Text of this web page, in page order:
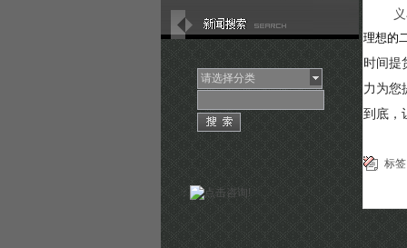
请选择分类
理想的
时间提
力为您
到底，
标
：